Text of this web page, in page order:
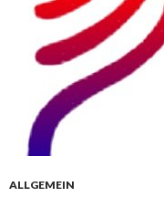
ALLGEMEIN